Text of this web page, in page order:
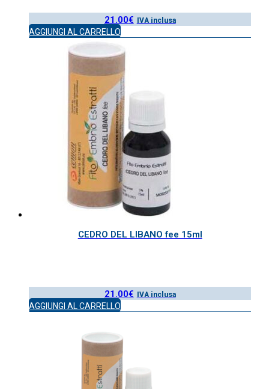
21.00€ IVA inclusa
AGGIUNGI AL CARRELLO
CEDRO DEL LIBANO fee 15ml
21.00€ IVA inclusa
AGGIUNGI AL CARRELLO